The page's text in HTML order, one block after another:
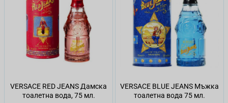
VERSACE RED JEANS Дамска
тоалетна вода, 75 мл.
VERSACE BLUE JEANS Мъжка
тоалетна вода 75 мл.